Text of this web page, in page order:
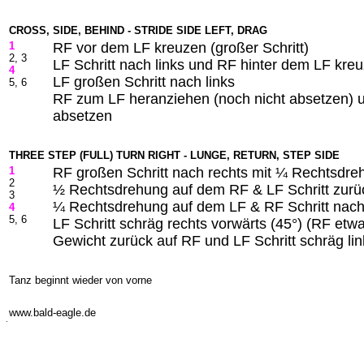
CROSS, SIDE, BEHIND - STRIDE SIDE LEFT, DRAG
1
2, 3
4
5, 6
RF vor dem LF kreuzen (großer Schritt)
LF Schritt nach links und RF hinter dem LF
LF großen Schritt nach links
RF zum LF heranziehen (noch nicht absetzen)
absetzen
THREE STEP (FULL) TURN RIGHT - LUNGE, RETURN, STEP SIDE
1
2
3
4
5, 6
RF großen Schritt nach rechts mit ¼
½ Rechtsdrehung auf dem RF & LF Schritt
¼ Rechtsdrehung auf dem LF & RF Schritt
LF Schritt schräg rechts vorwärts (45°) (RF
Gewicht zurück auf RF und LF Schritt schräg
Tanz beginnt wieder von vorne
www.bald-eagle.de